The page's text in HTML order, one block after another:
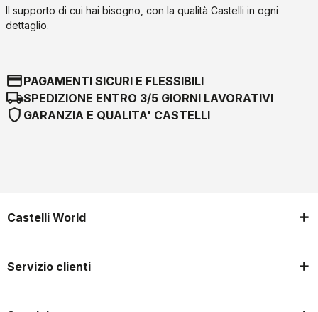
Il supporto di cui hai bisogno, con la qualità Castelli in ogni
dettaglio.
credit_cardPAGAMENTI SICURI E FLESSIBILI
local_shippingSPEDIZIONE ENTRO 3/5 GIORNI LAVORATIVI
shield GARANZIA E QUALITA' CASTELLI
Castelli World
Servizio clienti